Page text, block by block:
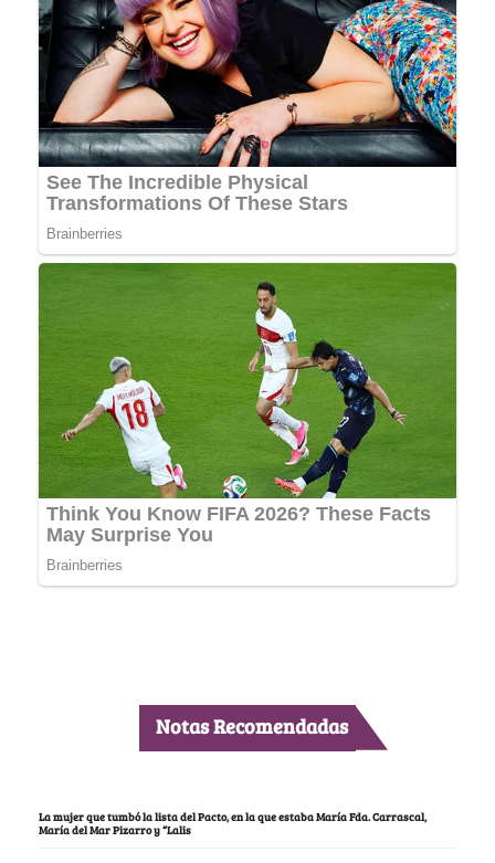
Notas Recomendadas
La mujer que tumbó la lista del Pacto, en la que estaba María Fda. Carrascal,
María del Mar Pizarro y “Lalis